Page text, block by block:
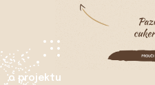
o projektu